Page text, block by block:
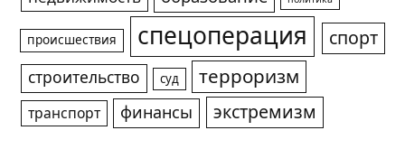
происшествия спецоперация спорт
строительство суд терроризм
транспорт финансы экстремизм